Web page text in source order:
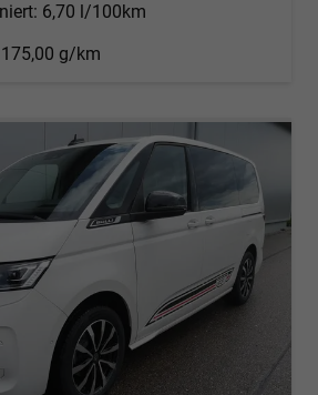
6,70 l/100km
175,00 g/km